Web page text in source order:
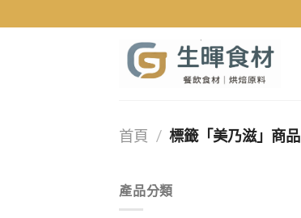
to
首頁 / 標籤「美乃滋」商品
產品分類